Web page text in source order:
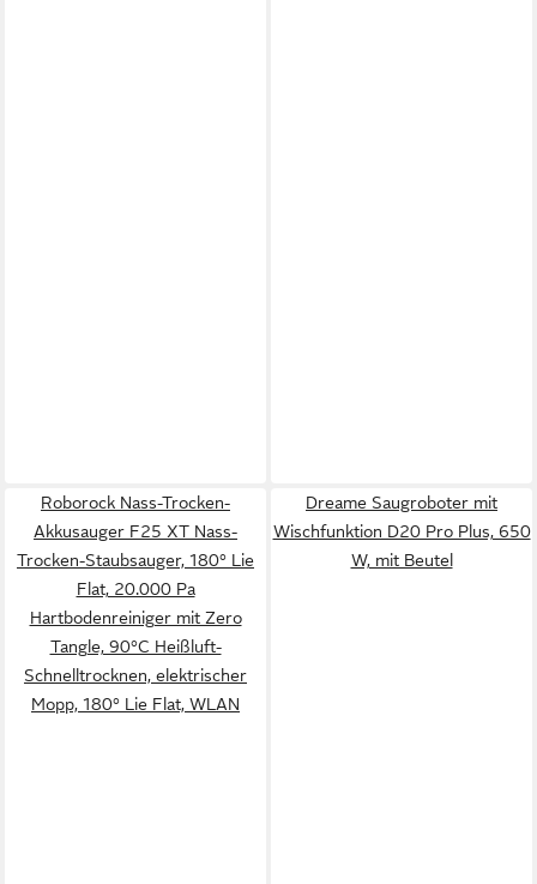
Roborock Nass-Trocken-
Akkusauger F25 XT Nass-
Trocken-Staubsauger, 180° Lie
Flat, 20.000 Pa
Hartbodenreiniger mit Zero
Tangle, 90°C Heißluft-
Schnelltrocknen, elektrischer
Mopp, 180° Lie Flat, WLAN
Dreame Saugroboter mit
Wischfunktion D20 Pro Plus, 650
W, mit Beutel